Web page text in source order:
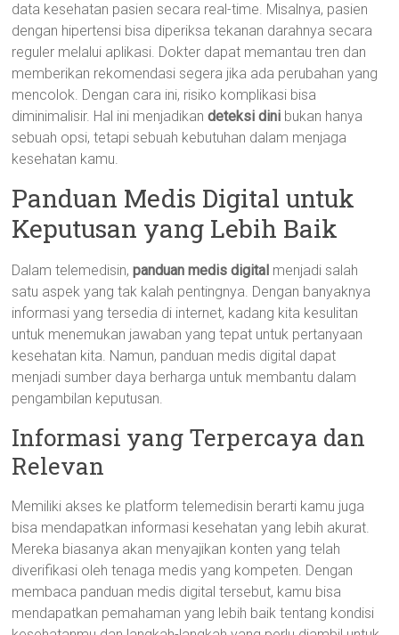
data kesehatan pasien secara real-time. Misalnya, pasien
dengan hipertensi bisa diperiksa tekanan darahnya secara
reguler melalui aplikasi. Dokter dapat memantau tren dan
memberikan rekomendasi segera jika ada perubahan yang
mencolok. Dengan cara ini, risiko komplikasi bisa
diminimalisir. Hal ini menjadikandeteksi dini bukan hanya
sebuah opsi, tetapi sebuah kebutuhan dalam menjaga
kesehatan kamu.
Panduan Medis Digital untuk
Keputusan yang Lebih Baik
Dalam telemedisin,panduan medis digital menjadi salah
satu aspek yang tak kalah pentingnya. Dengan banyaknya
informasi yang tersedia di internet, kadang kita kesulitan
untuk menemukan jawaban yang tepat untuk pertanyaan
kesehatan kita. Namun, panduan medis digital dapat
menjadi sumber daya berharga untuk membantu dalam
pengambilan keputusan.
Informasi yang Terpercaya dan
Relevan
Memiliki akses ke platform telemedisin berarti kamu juga
bisa mendapatkan informasi kesehatan yang lebih akurat.
Mereka biasanya akan menyajikan konten yang telah
diverifikasi oleh tenaga medis yang kompeten. Dengan
membaca panduan medis digital tersebut, kamu bisa
mendapatkan pemahaman yang lebih baik tentang kondisi